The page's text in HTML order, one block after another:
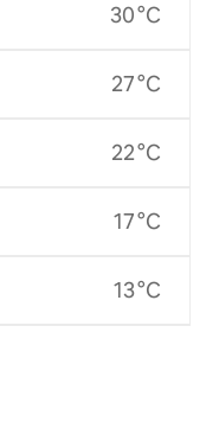
30 °C
27 °C
22 °C
17 °C
13 °C